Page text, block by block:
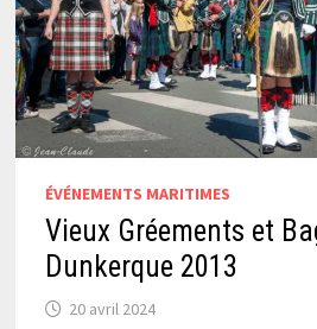
ÉVÉNEMENTS MARITIMES
Vieux Gréements et
Dunkerque 2013
20 avril 2024